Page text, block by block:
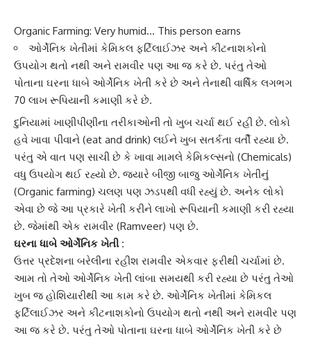
Organic Farming: Very humid… This person earns
ઓર્ગેનિક ખેતીમાં કેમિકલ ફર્ટિલાઈઝર અને કીટનાશકોનો
ઉપયોગ થતો નથી અને રામવીર પણ આ જ કરે છે. પરંતુ તેઓ
પોતાના ઘરના ધાબે ઓર્ગેનિક ખેતી કરે છે અને તેનાથી વાર્ષિક લગભગ
70 લાખ રૂપિયાની કમાણી કરે છે.
દુનિયામાં ખાણીપીણીના તરીકાઓની તો ખુબ ચર્ચા થઈ રહી છે. લોકો
હવે ખાવા પીવાને (eat and drink) લઈને ખુબ સતર્કતા વર્તી રહ્યા છે.
પરંતુ એ વાત પણ સાચી છે કે ખાવા મામલે કેમિકલ્સનો (Chemicals)
વધુ ઉપયોગ થઈ રહ્યો છે. જ્યારે બીજી બાજુ ઓર્ગેનિક ખેતીનું
(Organic farming) ચલણ પણ ઝડપથી વધી રહ્યું છે. અનેક લોકો
એવા છે જે આ પ્રકારે ખેતી કરીને લાખો રૂપિયાની કમાણી કરી રહ્યા
છે. જેમાંથી એક રામવીર (Ramveer) પણ છે.
ઘરના ધાબે ઓર્ગેનિક ખેતી:
ઉત્તર પ્રદેશના બરેલીના રહીશ રામવીર એકવાર ફરીથી ચર્ચામાં છે.
આમ તો તેઓ ઓર્ગેનિક ખેતી લાંબા સમયથી કરી રહ્યા છે પરંતુ તેઓ
ખુબ જ હોશિયારીથી આ કામ કરે છે. ઓર્ગેનિક ખેતીમાં કેમિકલ
ફર્ટિલાઈઝર અને કીટનાશકોનો ઉપયોગ થતો નથી અને રામવીર પણ
આ જ કરે છે. પરંતુ તેઓ પોતાના ઘરના ધાબે ઓર્ગેનિક ખેતી કરે છે